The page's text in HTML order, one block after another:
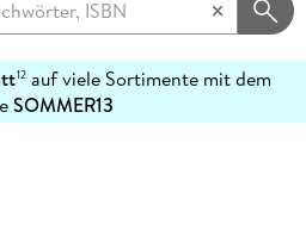
12auf viele Sortimente mit dem
SOMMER13